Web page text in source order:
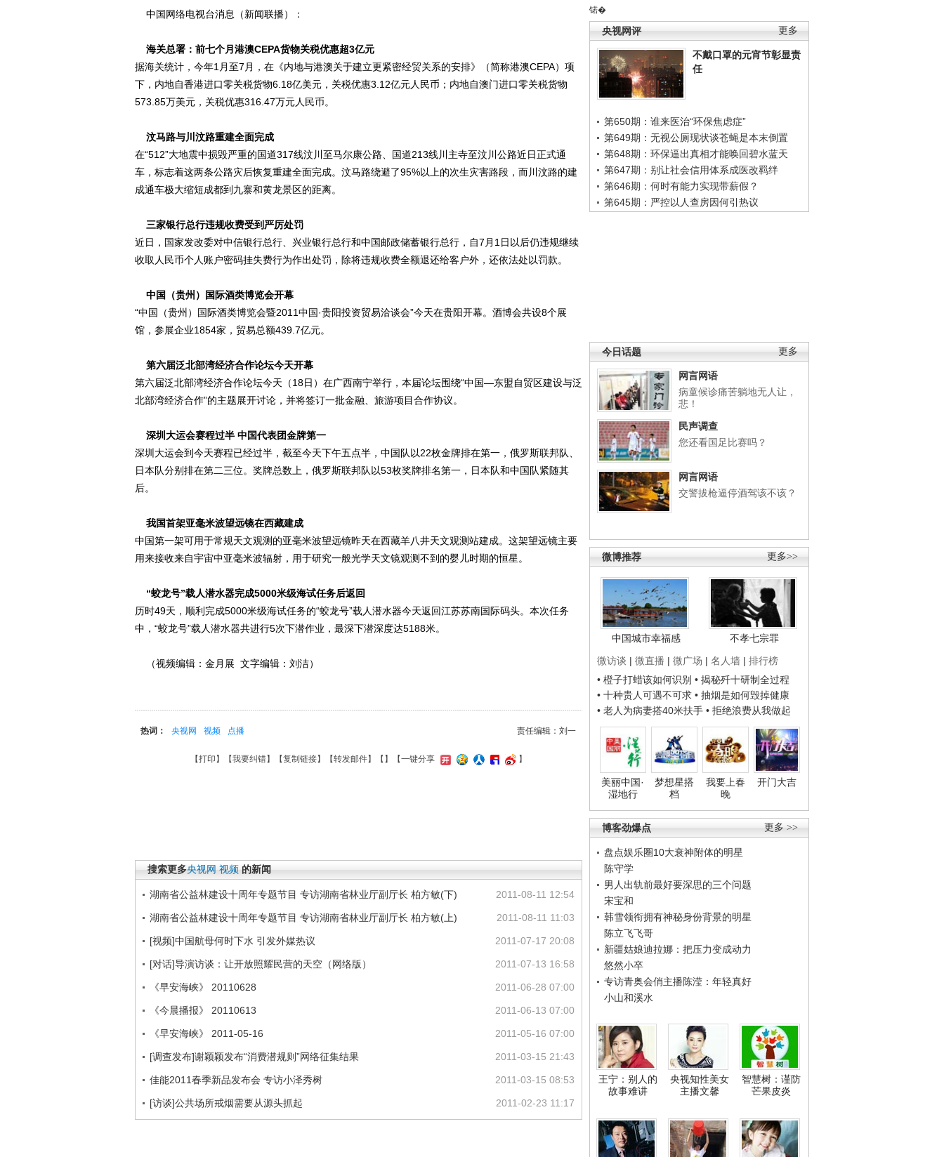
锘�
更多
央视网评
不戴口罩的元宵节彰显责
任
第650期：谁来医治“环保焦虑症”
第649期：无视公厕现状谈苍蝇是本末倒置
第648期：环保逼出真相才能唤回碧水蓝天
第647期：别让社会信用体系成医改羁绊
第646期：何时有能力实现带薪假？
第645期：严控以人查房因何引热议
更多
今日话题
网言网语
病童候诊痛苦躺地无人让，
悲！
民声调查
您还看国足比赛吗？
网言网语
交警拔枪逼停酒驾该不该？
更多>>
微博推荐
中国城市幸福感
不孝七宗罪
微访谈 | 微直播 | 微广场 | 名人墙 | 排行榜
• 橙子打蜡该如何识别 • 揭秘歼十研制全过程
• 十种贵人可遇不可求 • 抽烟是如何毁掉健康
• 老人为病妻搭40米扶手 • 拒绝浪费从我做起
美丽中国·
湿地行
梦想星搭
档
我要上春
晚
开门大吉
更多 >>
博客劲爆点
盘点娱乐圈10大衰神附体的明星
陈守学
男人出轨前最好要深思的三个问题
宋宝和
韩雪领衔拥有神秘身份背景的明星
陈立飞飞哥
新疆姑娘迪拉娜：把压力变成动力
悠然小卒
专访青奥会俏主播陈滢：年轻真好
小山和溪水
王宁：别人的
故事难讲
央视知性美女
主播文馨
智慧树：谨防
芒果皮炎
中国网络电视台消息（新闻联播）：
海关总署：前七个月港澳CEPA货物关税优惠超3亿元
据海关统计，今年1月至7月，在《内地与港澳关于建立更紧密经贸关系的安排》（简称港澳CEPA）项
下，内地自香港进口零关税货物6.18亿美元，关税优惠3.12亿元人民币；内地自澳门进口零关税货物
573.85万美元，关税优惠316.47万元人民币。
汶马路与川汶路重建全面完成
在“512”大地震中损毁严重的国道317线汶川至马尔康公路、国道213线川主寺至汶川公路近日正式通
车，标志着这两条公路灾后恢复重建全面完成。汶马路绕避了95%以上的次生灾害路段，而川汶路的建
成通车极大缩短成都到九寨和黄龙景区的距离。
三家银行总行违规收费受到严厉处罚
近日，国家发改委对中信银行总行、兴业银行总行和中国邮政储蓄银行总行，自7月1日以后仍违规继续
收取人民币个人账户密码挂失费行为作出处罚，除将违规收费全额退还给客户外，还依法处以罚款。
中国（贵州）国际酒类博览会开幕
“中国（贵州）国际酒类博览会暨2011中国·贵阳投资贸易洽谈会”今天在贵阳开幕。酒博会共设8个展
馆，参展企业1854家，贸易总额439.7亿元。
第六届泛北部湾经济合作论坛今天开幕
第六届泛北部湾经济合作论坛今天（18日）在广西南宁举行，本届论坛围绕“中国—东盟自贸区建设与泛
北部湾经济合作”的主题展开讨论，并将签订一批金融、旅游项目合作协议。
深圳大运会赛程过半 中国代表团金牌第一
深圳大运会到今天赛程已经过半，截至今天下午五点半，中国队以22枚金牌排在第一，俄罗斯联邦队、
日本队分别排在第二三位。奖牌总数上，俄罗斯联邦队以53枚奖牌排名第一，日本队和中国队紧随其
后。
我国首架亚毫米波望远镜在西藏建成
中国第一架可用于常规天文观测的亚毫米波望远镜昨天在西藏羊八井天文观测站建成。这架望远镜主要
用来接收来自宇宙中亚毫米波辐射，用于研究一般光学天文镜观测不到的婴儿时期的恒星。
“蛟龙号”载人潜水器完成5000米级海试任务后返回
历时49天，顺利完成5000米级海试任务的“蛟龙号”载人潜水器今天返回江苏苏南国际码头。本次任务
中，“蛟龙号”载人潜水器共进行5次下潜作业，最深下潜深度达5188米。
（视频编辑：金月展 文字编辑：刘洁）
责任编辑：刘一
热词： 央视网 视频 点播
【打印 】【我要纠错】【复制链接】【转发邮件】【 】 【一键分享 】
搜索更多央视网 视频 的新闻
2011-08-11 12:54
湖南省公益林建设十周年专题节目 专访湖南省林业厅副厅长 柏方敏(下)
2011-08-11 11:03
湖南省公益林建设十周年专题节目 专访湖南省林业厅副厅长 柏方敏(上)
2011-07-17 20:08
[视频]中国航母何时下水 引发外媒热议
2011-07-13 16:58
[对话]导演访谈：让开放照耀民营的天空（网络版）
2011-06-28 07:00
《早安海峡》 20110628
2011-06-13 07:00
《今晨播报》 20110613
2011-05-16 07:00
《早安海峡》 2011-05-16
2011-03-15 21:43
[调查发布]谢颖颖发布“消费潜规则”网络征集结果
2011-03-15 08:53
佳能2011春季新品发布会 专访小泽秀树
2011-02-23 11:17
[访谈]公共场所戒烟需要从源头抓起